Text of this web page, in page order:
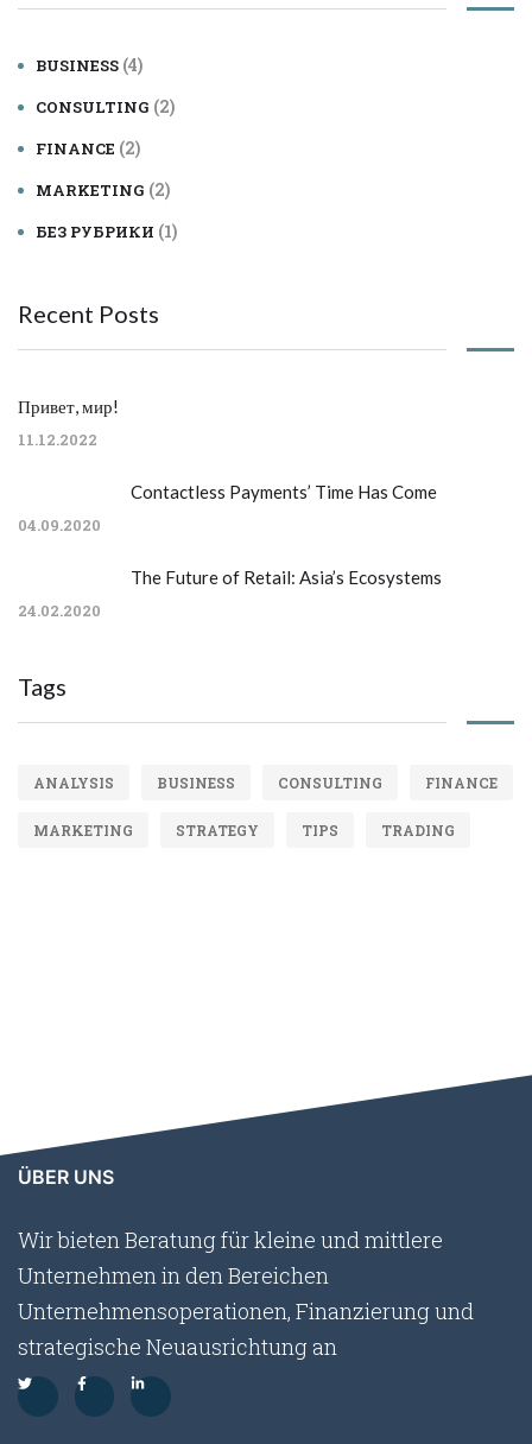
BUSINESS (4)
CONSULTING (2)
FINANCE (2)
MARKETING (2)
БЕЗ РУБРИКИ (1)
Recent Posts
Привет, мир!
11.12.2022
Contactless Payments’ Time Has Come
04.09.2020
The Future of Retail: Asia’s Ecosystems
24.02.2020
Tags
ANALYSIS BUSINESS CONSULTING FINANCE
MARKETING STRATEGY TIPS TRADING
ÜBER UNS
Wir bieten Beratung für kleine und mittlere
Unternehmen in den Bereichen
Unternehmensoperationen, Finanzierung und
strategische Neuausrichtung an